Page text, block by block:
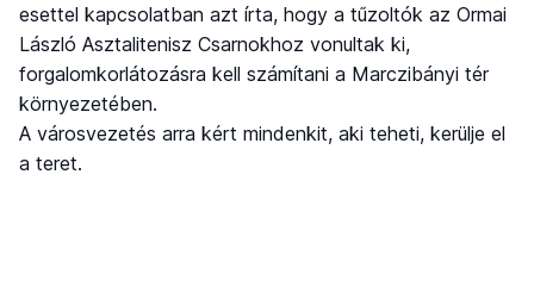
esettel kapcsolatban azt írta, hogy a tűzoltók az Ormai
László Asztalitenisz Csarnokhoz vonultak ki,
forgalomkorlátozásra kell számítani a Marczibányi tér
környezetében.
A városvezetés arra kért mindenkit, aki teheti, kerülje el
a teret.